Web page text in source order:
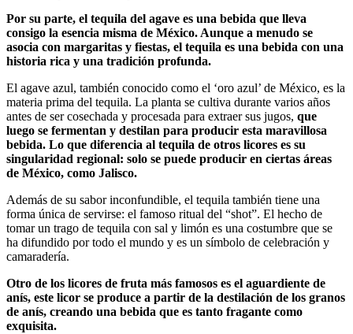
Por su parte, el tequila del agave es una bebida que lleva
consigo la esencia misma de México. Aunque a menudo se
asocia con margaritas y fiestas, el tequila es una bebida con una
historia rica y una tradición profunda.
El agave azul, también conocido como el ‘oro azul’ de México, es la
materia prima del tequila. La planta se cultiva durante varios años
antes de ser cosechada y procesada para extraer sus jugos, que
luego se fermentan y destilan para producir esta maravillosa
bebida. Lo que diferencia al tequila de otros licores es su
singularidad regional: solo se puede producir en ciertas áreas
de México, como Jalisco.
Además de su sabor inconfundible, el tequila también tiene una
forma única de servirse: el famoso ritual del “shot”. El hecho de
tomar un trago de tequila con sal y limón es una costumbre que se
ha difundido por todo el mundo y es un símbolo de celebración y
camaradería.
Otro de los licores de fruta más famosos es el aguardiente de
anís, este licor se produce a partir de la destilación de los granos
de anís, creando una bebida que es tanto fragante como
exquisita.